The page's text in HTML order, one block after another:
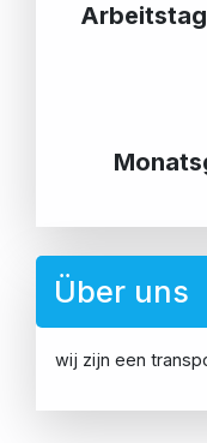
Über uns
wij zijn een